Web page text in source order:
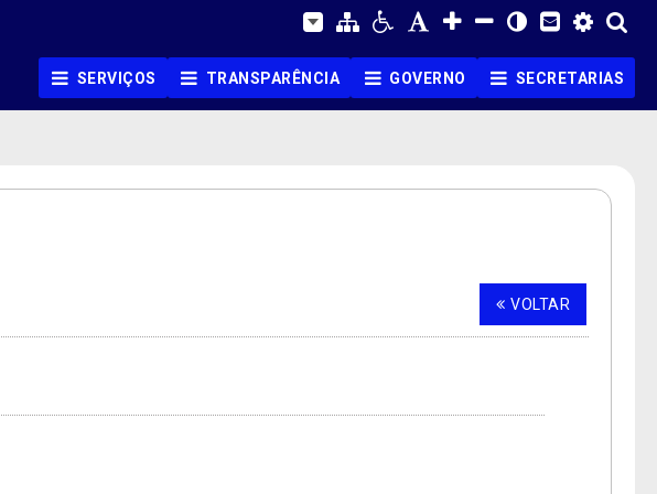
SERVIÇOS TRANSPARÊNCIA GOVERNO SECRETARIAS
VOLTAR